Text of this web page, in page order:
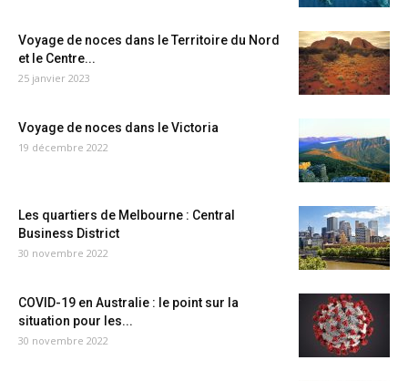
Voyage de noces dans le Territoire du Nord
et le Centre...
25 janvier 2023
Voyage de noces dans le Victoria
19 décembre 2022
Les quartiers de Melbourne : Central
Business District
30 novembre 2022
COVID-19 en Australie : le point sur la
situation pour les...
30 novembre 2022